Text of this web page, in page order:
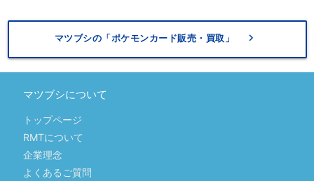
マツブシの「ポケモンカード販売・買取」 keyboard_arrow_right
マツブシについて
トップページ
RMTについて
企業理念
よくあるご質問